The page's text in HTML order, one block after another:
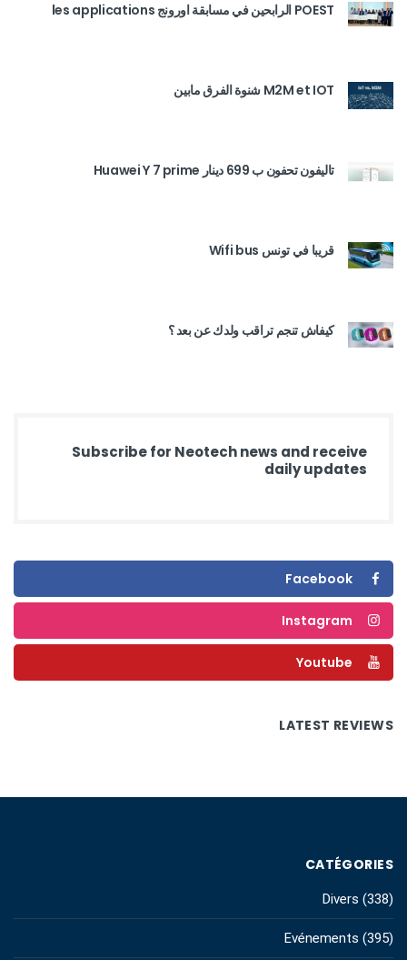
POEST الرابحين في مسابقة اورونج les applications
M2M et IOT شنوة الفرق مابين
تاليفون تحفون ب 699 دينار Huawei Y 7 prime
قريبا في تونس Wifi bus
كيفاش تنجم تراقب ولدك عن بعد ؟
Subscribe for Neotech news and receive
daily updates
Facebook
Instagram
Youtube
LATEST REVIEWS
CATÉGORIES
Divers (338)
Evénements (395)